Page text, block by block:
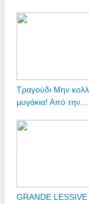
Τραγούδι Μην
μυγάκια! Από την...
GRANDE